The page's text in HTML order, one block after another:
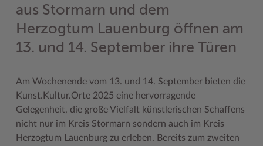
Kfz-Zulassung
Kontakt / Öffnungszeiten
Leistungen
Lexikon
Publikationen
Hitzeschutz
Klimaanpassungskonzept
Lokales Wetter
Newsletter
Pressemeldungen
Kreistag und Ausschüsse
Kreistag Sitzungskalender
Landrat
Sonderbereiche
Stabsbereiche
Praktika und FSJ
Weiterbildung beim Kreis Stormarn
Projekt e-Gewerbe
Stormarner Bündnis für bezahlbares Wohnen
Zahlen, Daten, Fakten
Museen
Naturschutzgebiete
Storchenhorste
Lieblingsplätze in der Metropolregion
Termine und Veranstaltungen
aus Stormarn und dem
Herzogtum Lauenburg öffnen am
13. und 14. September ihre Türen
Am Wochenende vom 13. und 14. September bieten die
Kunst.Kultur.Orte 2025 eine hervorragende
Gelegenheit, die große Vielfalt künstlerischen Schaffens
nicht nur im Kreis Stormarn sondern auch im Kreis
Herzogtum Lauenburg zu erleben. Bereits zum zweiten